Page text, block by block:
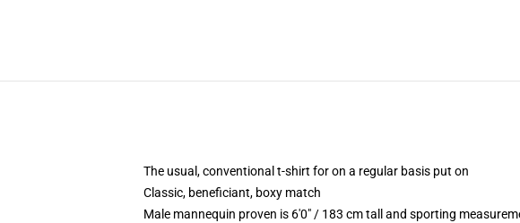
The usual, conventional t-shirt for on a regular basis put on
Classic, beneficiant, boxy match
Male mannequin proven is 6'0" / 183 cm tall and sporting